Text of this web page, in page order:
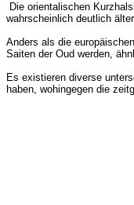
Die orientalischen
wahrscheinlich deutlich
Anders als die
Saiten der Oud werden,
Es existieren diverse
haben, wohingegen die